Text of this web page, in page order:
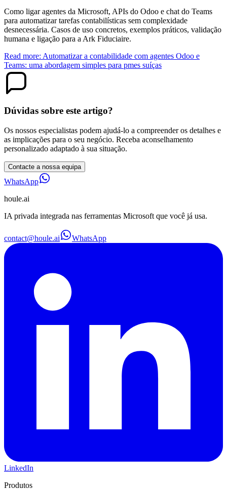
Como ligar agentes da Microsoft, APIs do Odoo e chat do Teams
para automatizar tarefas contabilísticas sem complexidade
desnecessária. Casos de uso concretos, exemplos práticos, validação
humana e ligação para a Ark Fiduciaire.
Read more: Automatizar a contabilidade com agentes Odoo e
Teams: uma abordagem simples para pmes suíças
Dúvidas sobre este artigo?
Os nossos especialistas podem ajudá‑lo a compreender os detalhes e
as implicações para o seu negócio. Receba aconselhamento
personalizado adaptado à sua situação.
Contacte a nossa equipa
WhatsApp
houle.ai
IA privada integrada nas ferramentas Microsoft que você já usa.
contact@houle.ai WhatsApp
LinkedIn
Produtos